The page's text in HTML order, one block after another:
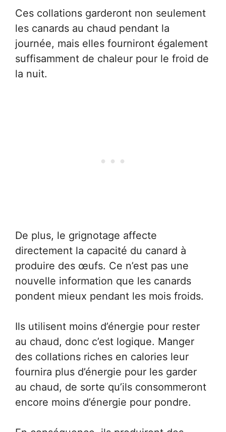
Ces collations garderont non seulement
les canards au chaud pendant la
journée, mais elles fourniront également
suffisamment de chaleur pour le froid de
la nuit.
De plus, le grignotage affecte
directement la capacité du canard à
produire des œufs. Ce n’est pas une
nouvelle information que les canards
pondent mieux pendant les mois froids.
Ils utilisent moins d’énergie pour rester
au chaud, donc c’est logique. Manger
des collations riches en calories leur
fournira plus d’énergie pour les garder
au chaud, de sorte qu’ils consommeront
encore moins d’énergie pour pondre.